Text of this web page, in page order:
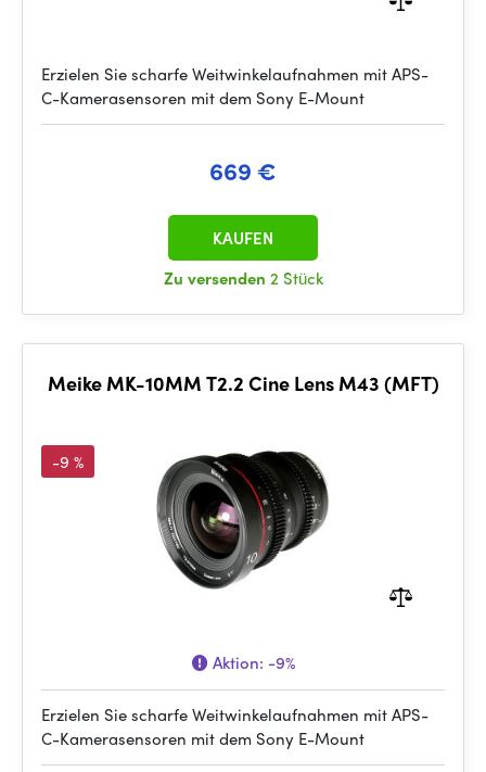
Erzielen Sie scharfe Weitwinkelaufnahmen mit APS-
C-Kamerasensoren mit dem Sony E-Mount
669 €
Zu versenden 2 Stück
KAUFEN
Meike MK-10MM T2.2 Cine Lens M43 (MFT)
-9 %
Aktion: -9%
Erzielen Sie scharfe Weitwinkelaufnahmen mit APS-
C-Kamerasensoren mit dem Sony E-Mount